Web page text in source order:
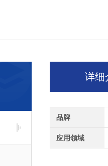
详细
品牌
应用领域